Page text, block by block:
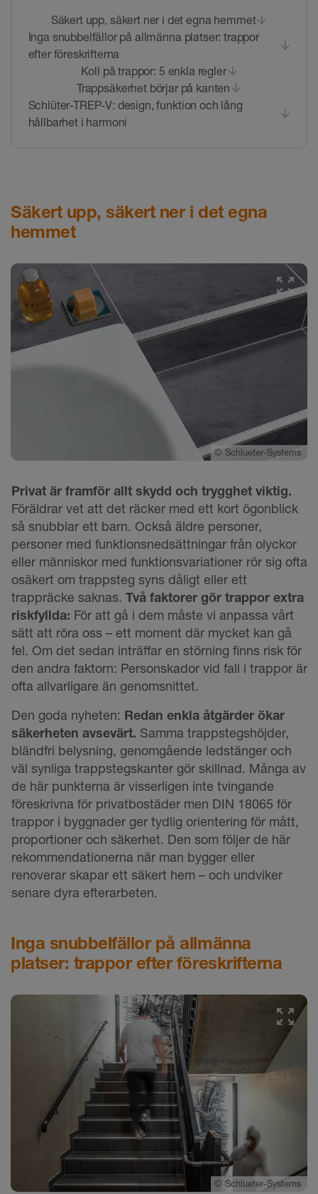
Säkert upp, säkert ner i det egna hemmet
Inga snubbelfällor på allmänna platser: trappor
efter föreskrifterna
Koll på trappor: 5 enkla regler
Trappsäkerhet börjar på kanten
Schlüter-TREP-V: design, funktion och lång
hållbarhet i harmoni
Säkert upp, säkert ner i det egna
hemmet
© Schlueter-Systems
Privat är framför allt skydd och trygghet viktig.
Föräldrar vet att det räcker med ett kort ögonblick
så snubblar ett barn. Också äldre personer,
personer med funktionsnedsättningar från olyckor
eller människor med funktionsvariationer rör sig ofta
osäkert om trappsteg syns dåligt eller ett
trappräcke saknas. Två faktorer gör trappor extra
riskfyllda: För att gå i dem måste vi anpassa vårt
sätt att röra oss – ett moment där mycket kan gå
fel. Om det sedan inträffar en störning finns risk för
den andra faktorn: Personskador vid fall i trappor är
ofta allvarligare än genomsnittet.
Den goda nyheten: Redan enkla åtgärder ökar
säkerheten avsevärt. Samma trappstegshöjder,
bländfri belysning, genomgående ledstänger och
väl synliga trappstegskanter gör skillnad. Många av
de här punkterna är visserligen inte tvingande
föreskrivna för privatbostäder men DIN 18065 för
trappor i byggnader ger tydlig orientering för mått,
proportioner och säkerhet. Den som följer de här
rekommendationerna när man bygger eller
renoverar skapar ett säkert hem – och undviker
senare dyra efterarbeten.
Inga snubbelfällor på allmänna
platser: trappor efter föreskrifterna
© Schlueter-Systems